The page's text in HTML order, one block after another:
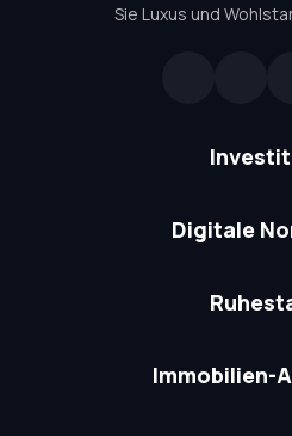
Sie Luxus und
Digitale
Immobilien-